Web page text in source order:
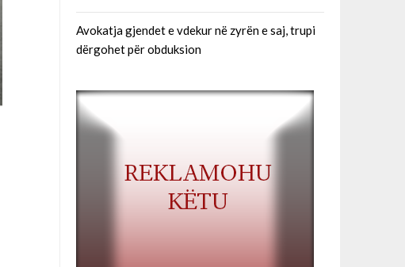
Avokatja gjendet e vdekur në zyrën e saj, trupi
dërgohet për obduksion